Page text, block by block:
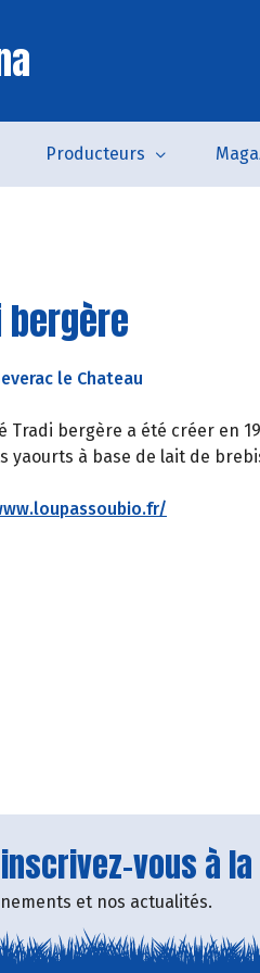
Producteurs
bergère
le Chateau
Tradi bergère a été créer en
yaourts à base de lait de
vous à
et nos actualités.